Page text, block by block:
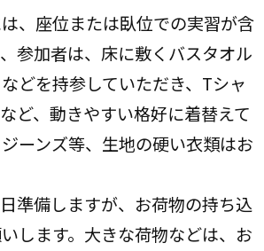
、座位または臥位での実習が含
参加者は、床に敷くバスタオル
どを持参していただき、Tシャ
ど、動きやすい格好に着替えて
ーンズ等、生地の硬い衣類はお
準備しますが、お荷物の持ち込
します。大きな荷物などは、お